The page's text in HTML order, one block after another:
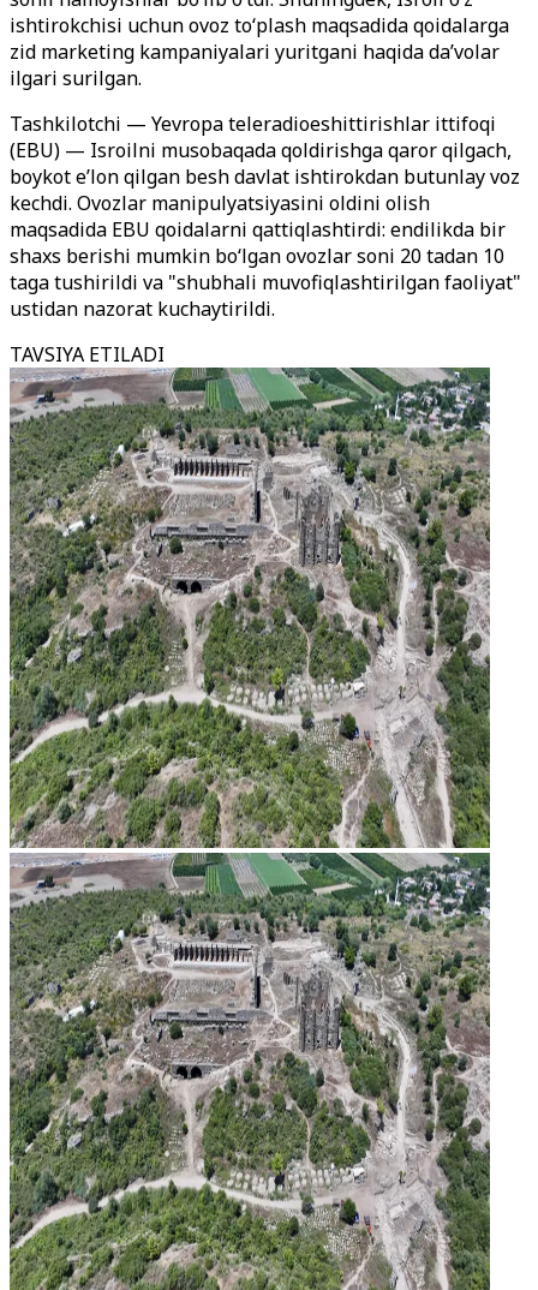
ishtirokchisi uchun ovoz to‘plash maqsadida qoidalarga
zid marketing kampaniyalari yuritgani haqida da’volar
ilgari surilgan.
Tashkilotchi — Yevropa teleradioeshittirishlar ittifoqi
(EBU) — Isroilni musobaqada qoldirishga qaror qilgach,
boykot e’lon qilgan besh davlat ishtirokdan butunlay voz
kechdi. Ovozlar manipulyatsiyasini oldini olish
maqsadida EBU qoidalarni qattiqlashtirdi: endilikda bir
shaxs berishi mumkin bo‘lgan ovozlar soni 20 tadan 10
taga tushirildi va "shubhali muvofiqlashtirilgan faoliyat"
ustidan nazorat kuchaytirildi.
TAVSIYA ETILADI